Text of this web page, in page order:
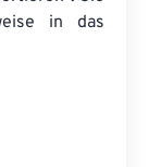
in das